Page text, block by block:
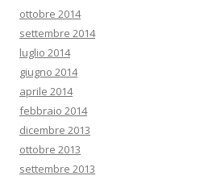
ottobre 2014
settembre 2014
luglio 2014
giugno 2014
aprile 2014
febbraio 2014
dicembre 2013
ottobre 2013
settembre 2013